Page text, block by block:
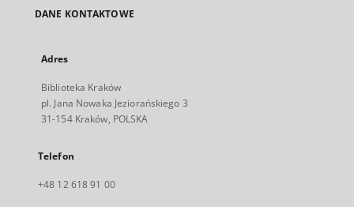
DANE KONTAKTOWE
Adres
Biblioteka Kraków
pl. Jana Nowaka Jeziorańskiego 3
31-154 Kraków, POLSKA
Telefon
+48 12 618 91 00